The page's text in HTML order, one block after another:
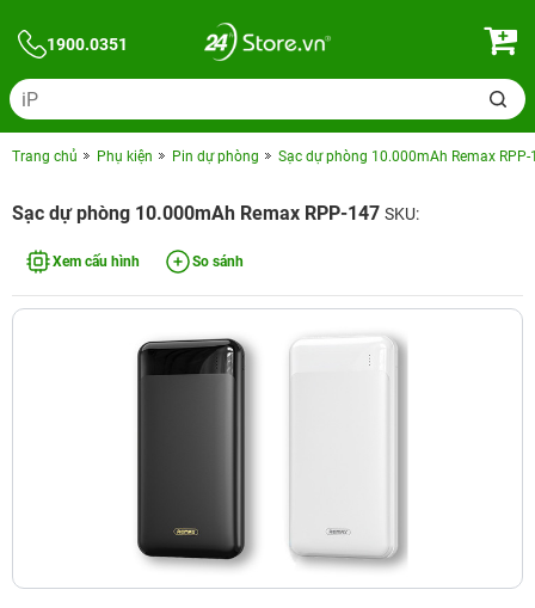
1900.0351
Trang chủ Phụ kiện Pin dự phòng Sạc dự phòng 10.000mAh Remax RPP-
Sạc dự phòng 10.000mAh Remax RPP-147 SKU:
Xem cấu hình So sánh